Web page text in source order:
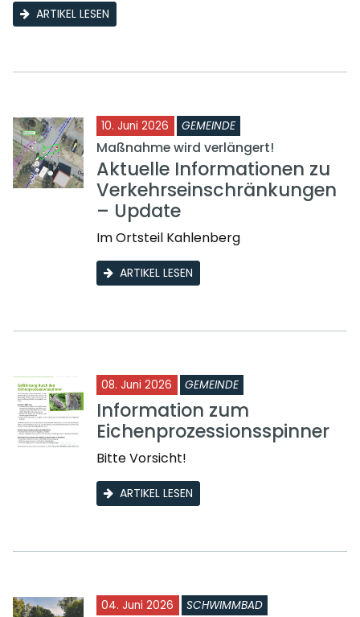
ARTIKEL LESEN
10. Juni 2026 GEMEINDE
Maßnahme wird verlängert!
Aktuelle Informationen zu
Verkehrseinschränkungen
– Update
Im Ortsteil Kahlenberg
ARTIKEL LESEN
08. Juni 2026 GEMEINDE
Information zum
Eichenprozessionsspinner
Bitte Vorsicht!
ARTIKEL LESEN
04. Juni 2026 SCHWIMMBAD